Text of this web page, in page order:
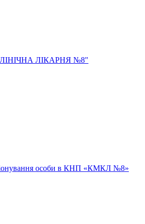
особи в КНП «КМКЛ №8»